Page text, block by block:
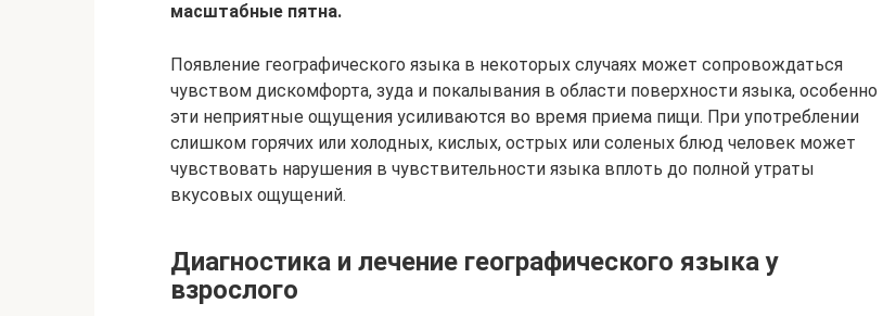
масштабные пятна.
Появление географического языка в некоторых случаях может сопровождаться
чувством дискомфорта, зуда и покалывания в области поверхности языка, особенно
эти неприятные ощущения усиливаются во время приема пищи. При употреблении
слишком горячих или холодных, кислых, острых или соленых блюд человек может
чувствовать нарушения в чувствительности языка вплоть до полной утраты
вкусовых ощущений.
Диагностика и лечение географического языка у
взрослого